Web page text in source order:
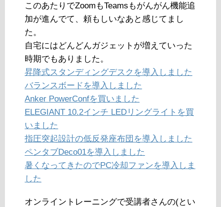
このあたりでZoomもTeamsもがんがん機能追
加が進んでて、頼もしいなあと感じてまし
た。
自宅にはどんどんガジェットが増えていった
時期でもありました。
昇降式スタンディングデスクを導入しました
バランスボードを導入しました
Anker PowerConfを買いました
ELEGIANT 10.2インチ LEDリングライトを買
いました
指圧突起設計の低反発座布団を導入しました
ペンタブDeco01を導入しました
暑くなってきたのでPC冷却ファンを導入しま
した
オンライントレーニングで受講者さんの(とい